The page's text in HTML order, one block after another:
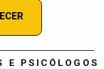
E PSICÓLOGOS